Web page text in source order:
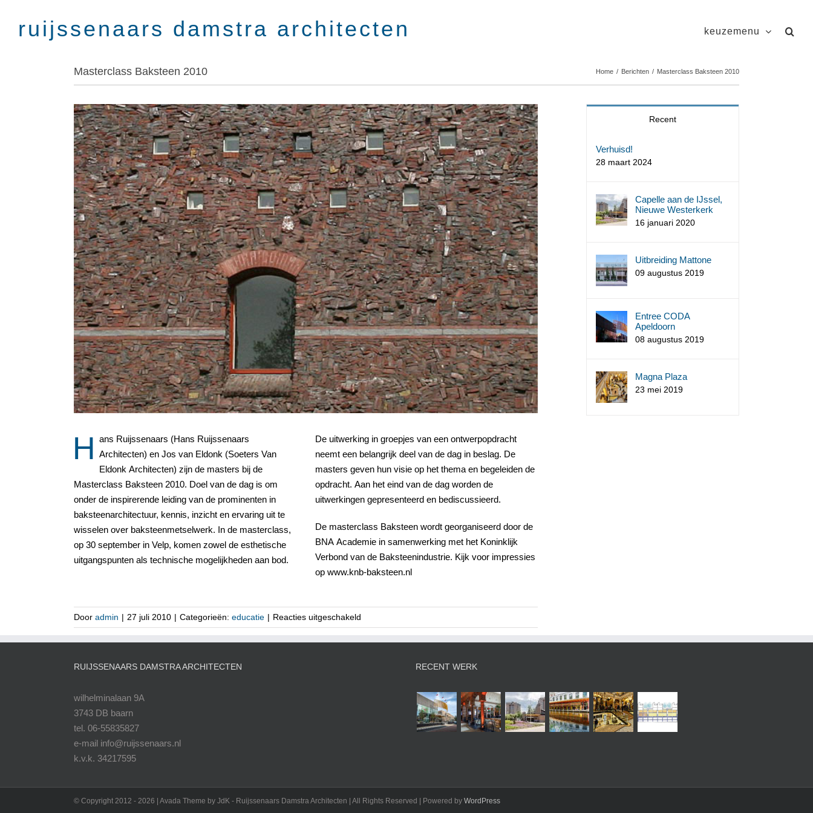
content
keuzemenu
Masterclass Baksteen 2010 Home / Berichten / Masterclass Baksteen 2010
Bekijk
grotere
afbeelding
H ans Ruijssenaars (Hans Ruijssenaars
Architecten) en Jos van Eldonk (Soeters Van
Eldonk Architecten) zijn de masters bij de
Masterclass Baksteen 2010. Doel van de dag is om
onder de inspirerende leiding van de prominenten in
baksteenarchitectuur, kennis, inzicht en ervaring uit te
wisselen over baksteenmetselwerk. In de masterclass,
op 30 september in Velp, komen zowel de esthetische
uitgangspunten als technische mogelijkheden aan bod.
De uitwerking in groepjes van een ontwerpopdracht
neemt een belangrijk deel van de dag in beslag. De
masters geven hun visie op het thema en begeleiden de
opdracht. Aan het eind van de dag worden de
uitwerkingen gepresenteerd en bediscussieerd.
De masterclass Baksteen wordt georganiseerd door de
BNA Academie in samenwerking met het Koninklijk
Verbond van de Baksteenindustrie. Kijk voor impressies
op www.knb-baksteen.nl
Door admin | 27 juli 2010 | Categorieën: educatie | Reacties uitgeschakeld
Masterclass
Baksteen
Recent
Verhuisd!
28 maart 2024
Capelle aan de IJssel,
Nieuwe Westerkerk
16 januari 2020
Uitbreiding Mattone
09 augustus 2019
Entree CODA
Apeldoorn
08 augustus 2019
Magna Plaza
23 mei 2019
RUIJSSENAARS DAMSTRA ARCHITECTEN
wilhelminalaan 9A
3743 DB baarn
tel. 06-55835827
e-mail info@ruijssenaars.nl
k.v.k. 34217595
RECENT WERK
© Copyright 2012 - 2026 | Avada Theme by JdK - Ruijssenaars Damstra Architecten | All Rights Reserved | Powered by WordPress